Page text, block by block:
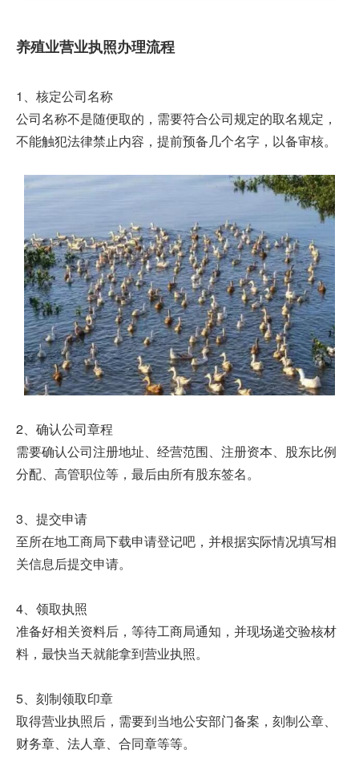
养殖业营业执照办理流程
1、核定公司名称
公司名称不是随便取的，需要符合公司规定的取名规定，
不能触犯法律禁止内容，提前预备几个名字，以备审核。
2、确认公司章程
需要确认公司注册地址、经营范围、注册资本、股东比例
分配、高管职位等，最后由所有股东签名。
3、提交申请
至所在地工商局下载申请登记吧，并根据实际情况填写相
关信息后提交申请。
4、领取执照
准备好相关资料后，等待工商局通知，并现场递交验核材
料，最快当天就能拿到营业执照。
5、刻制领取印章
取得营业执照后，需要到当地公安部门备案，刻制公章、
财务章、法人章、合同章等等。